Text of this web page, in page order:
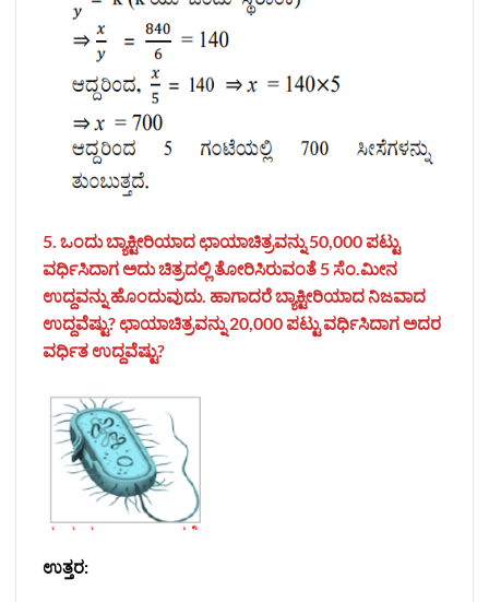
5. ಒಂದು ಬ್ಯಾಕ್ಟೀರಿಯಾದ ಛಾಯಾಚಿತ್ರವನ್ನು 50,000 ಪಟ್ಟು
ವರ್ಧಿಸಿದಾಗ ಅದು ಚಿತ್ರದಲ್ಲಿ ತೋರಿಸಿರುವಂತೆ 5 ಸೆಂ.ಮೀನ
ಉದ್ದವನ್ನು ಹೊಂದುವುದು. ಹಾಗಾದರೆ ಬ್ಯಾಕ್ಟೀರಿಯಾದ ನಿಜವಾದ
ಉದ್ದವೆಷ್ಟು? ಛಾಯಾಚಿತ್ರವನ್ನು 20,000 ಪಟ್ಟು ವರ್ಧಿಸಿದಾಗ ಅದರ
ವರ್ಧಿತ ಉದ್ದವೆಷ್ಟು?
ಉತ್ತರ: